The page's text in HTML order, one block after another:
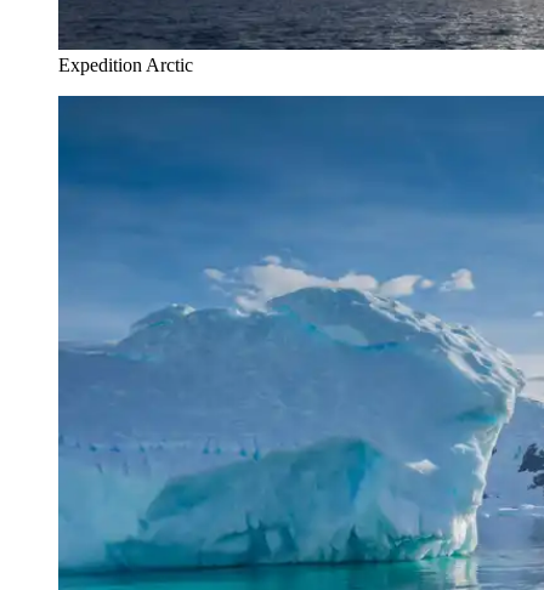
Expedition Arctic